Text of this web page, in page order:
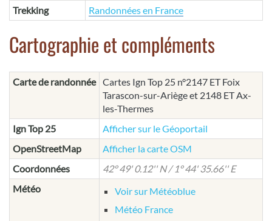
Trekking
Randonnées en France
Cartographie et compléments
Carte de randonnée Cartes Ign Top 25 n°2147 ET Foix
Tarascon-sur-Ariège et 2148 ET Ax-
les-Thermes
Ign Top 25
Afficher sur le Géoportail
OpenStreetMap
Afficher la carte OSM
Coordonnées
42° 49' 0.12'' N / 1° 44' 35.66'' E
Météo
Voir sur Météoblue
Météo France